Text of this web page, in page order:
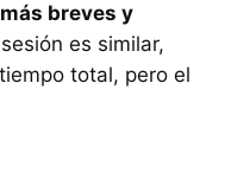
breves y
es similar,
total, pero el